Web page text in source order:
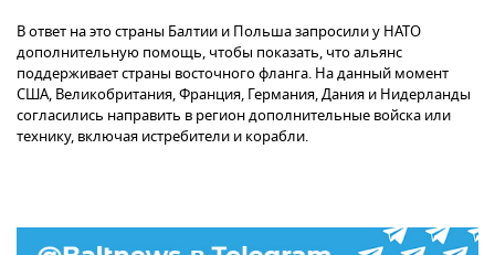
В ответ на это страны Балтии и Польша запросили у НАТО
дополнительную помощь, чтобы показать, что альянс
поддерживает страны восточного фланга. На данный момент
США, Великобритания, Франция, Германия, Дания и Нидерланды
согласились направить в регион дополнительные войска или
технику, включая истребители и корабли.